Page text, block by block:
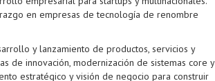
en empresas de tecnología de renombre
y lanzamiento de productos, servicios y
de innovación, modernización de sistemas core y
estratégico y visión de negocio para construir